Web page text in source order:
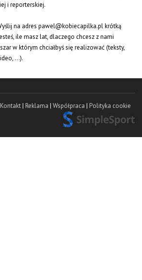
i reporterskiej.
na adres pawel@kobiecapilka.pl krótką
ile masz lat, dlaczego chcesz z nami
w którym chciałbyś się realizować (teksty,
...).
Kontakt| Reklama | Współpraca | Polityka cookie